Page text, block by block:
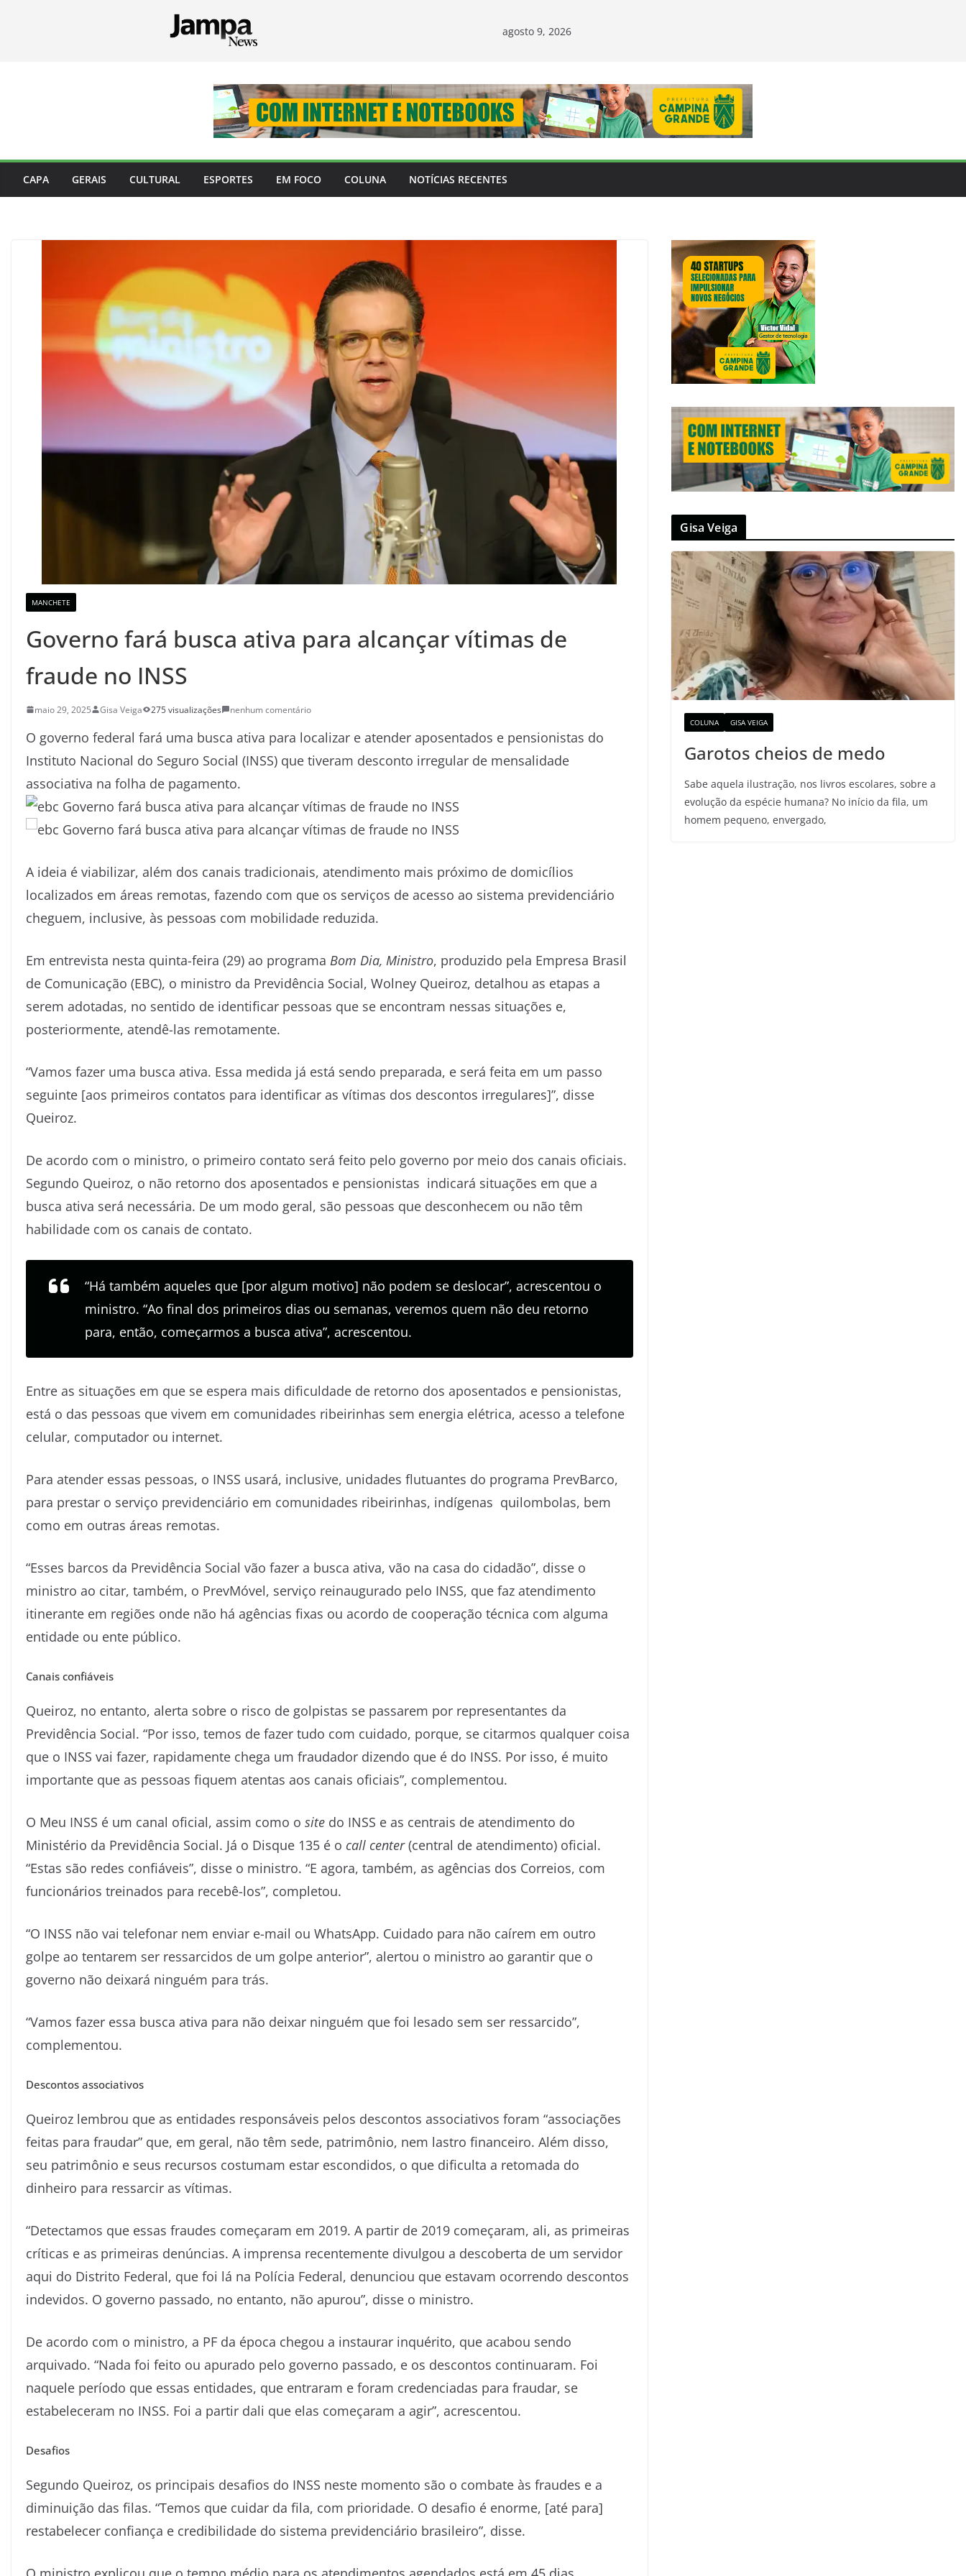
agosto 9, 2026
CAPA GERAIS CULTURAL ESPORTES EM FOCO COLUNA NOTÍCIAS RECENTES
MANCHETE
Governo fará busca ativa para alcançar vítimas de
fraude no INSS
maio 29, 2025 Gisa Veiga 275 visualizações nenhum comentário
O governo federal fará uma busca ativa para localizar e atender aposentados e pensionistas do
Instituto Nacional do Seguro Social (INSS) que tiveram desconto irregular de mensalidade
associativa na folha de pagamento.
A ideia é viabilizar, além dos canais tradicionais, atendimento mais próximo de domicílios
localizados em áreas remotas, fazendo com que os serviços de acesso ao sistema previdenciário
cheguem, inclusive, às pessoas com mobilidade reduzida.
Em entrevista nesta quinta-feira (29) ao programa Bom Dia, Ministro, produzido pela Empresa Brasil
de Comunicação (EBC), o ministro da Previdência Social, Wolney Queiroz, detalhou as etapas a
serem adotadas, no sentido de identificar pessoas que se encontram nessas situações e,
posteriormente, atendê-las remotamente.
“Vamos fazer uma busca ativa. Essa medida já está sendo preparada, e será feita em um passo
seguinte [aos primeiros contatos para identificar as vítimas dos descontos irregulares]”, disse
Queiroz.
De acordo com o ministro, o primeiro contato será feito pelo governo por meio dos canais oficiais.
Segundo Queiroz, o não retorno dos aposentados e pensionistas indicará situações em que a
busca ativa será necessária. De um modo geral, são pessoas que desconhecem ou não têm
habilidade com os canais de contato.
“Há também aqueles que [por algum motivo] não podem se deslocar”, acrescentou o
ministro. “Ao final dos primeiros dias ou semanas, veremos quem não deu retorno
para, então, começarmos a busca ativa”, acrescentou.
Entre as situações em que se espera mais dificuldade de retorno dos aposentados e pensionistas,
está o das pessoas que vivem em comunidades ribeirinhas sem energia elétrica, acesso a telefone
celular, computador ou internet.
Para atender essas pessoas, o INSS usará, inclusive, unidades flutuantes do programa PrevBarco,
para prestar o serviço previdenciário em comunidades ribeirinhas, indígenas quilombolas, bem
como em outras áreas remotas.
“Esses barcos da Previdência Social vão fazer a busca ativa, vão na casa do cidadão”, disse o
ministro ao citar, também, o PrevMóvel, serviço reinaugurado pelo INSS, que faz atendimento
itinerante em regiões onde não há agências fixas ou acordo de cooperação técnica com alguma
entidade ou ente público.
Canais confiáveis
Queiroz, no entanto, alerta sobre o risco de golpistas se passarem por representantes da
Previdência Social. “Por isso, temos de fazer tudo com cuidado, porque, se citarmos qualquer coisa
que o INSS vai fazer, rapidamente chega um fraudador dizendo que é do INSS. Por isso, é muito
importante que as pessoas fiquem atentas aos canais oficiais”, complementou.
O Meu INSS é um canal oficial, assim como o site do INSS e as centrais de atendimento do
Ministério da Previdência Social. Já o Disque 135 é o call center(central de atendimento) oficial.
“Estas são redes confiáveis”, disse o ministro. “E agora, também, as agências dos Correios, com
funcionários treinados para recebê-los”, completou.
“O INSS não vai telefonar nem enviar e-mail ou WhatsApp. Cuidado para não caírem em outro
golpe ao tentarem ser ressarcidos de um golpe anterior”, alertou o ministro ao garantir que o
governo não deixará ninguém para trás.
“Vamos fazer essa busca ativa para não deixar ninguém que foi lesado sem ser ressarcido”,
complementou.
Descontos associativos
Queiroz lembrou que as entidades responsáveis pelos descontos associativos foram “associações
feitas para fraudar” que, em geral, não têm sede, patrimônio, nem lastro financeiro. Além disso,
seu patrimônio e seus recursos costumam estar escondidos, o que dificulta a retomada do
dinheiro para ressarcir as vítimas.
“Detectamos que essas fraudes começaram em 2019. A partir de 2019 começaram, ali, as primeiras
críticas e as primeiras denúncias. A imprensa recentemente divulgou a descoberta de um servidor
aqui do Distrito Federal, que foi lá na Polícia Federal, denunciou que estavam ocorrendo descontos
indevidos. O governo passado, no entanto, não apurou”, disse o ministro.
De acordo com o ministro, a PF da época chegou a instaurar inquérito, que acabou sendo
arquivado. “Nada foi feito ou apurado pelo governo passado, e os descontos continuaram. Foi
naquele período que essas entidades, que entraram e foram credenciadas para fraudar, se
estabeleceram no INSS. Foi a partir dali que elas começaram a agir”, acrescentou.
Desafios
Segundo Queiroz, os principais desafios do INSS neste momento são o combate às fraudes e a
diminuição das filas. “Temos que cuidar da fila, com prioridade. O desafio é enorme, [até para]
restabelecer confiança e credibilidade do sistema previdenciário brasileiro”, disse.
Gisa Veiga
COLUNA GISA VEIGA
Garotos cheios de medo
Sabe aquela ilustração, nos livros escolares, sobre a
evolução da espécie humana? No início da fila, um
homem pequeno, envergado,